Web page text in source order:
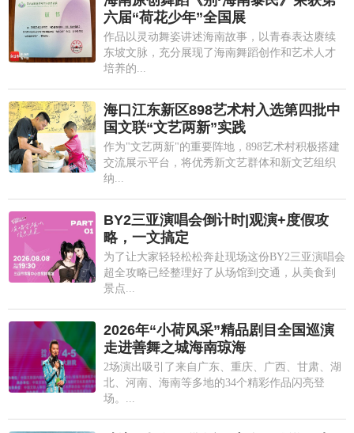
六届“荷花少年”全国展
作品以灵动舞姿讲述海南故事，以青春表达赓续
东坡文脉，充分展现了海南舞蹈创作和艺术人才
培养的...
海口江东新区898艺术村入选第四批中
国文联“文艺两新”实践
作为"文艺两新"的重要阵地，898艺术村积极搭建
交流展示平台，将优秀新文艺群体和新文艺组织
纳...
BY2三亚演唱会倒计时|观演+度假攻
略，一文搞定
为了让大家轻轻松松奔赴现场这份BY2三亚演唱会
超全攻略已经整理好了从场馆到交通，从美食到
景点...
2026年“小荷风采”精品剧目全国巡演
走进善舞之城海南琼海
2场演出吸引了来自广东、重庆、广西、甘肃、湖
北、河南、海南等多地的34个精彩作品闪亮登
场。...